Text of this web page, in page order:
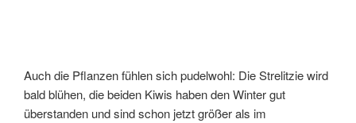
Auch die Pflanzen fühlen sich pudelwohl: Die Strelitzie wird
bald blühen, die beiden Kiwis haben den Winter gut
überstanden und sind schon jetzt größer als im